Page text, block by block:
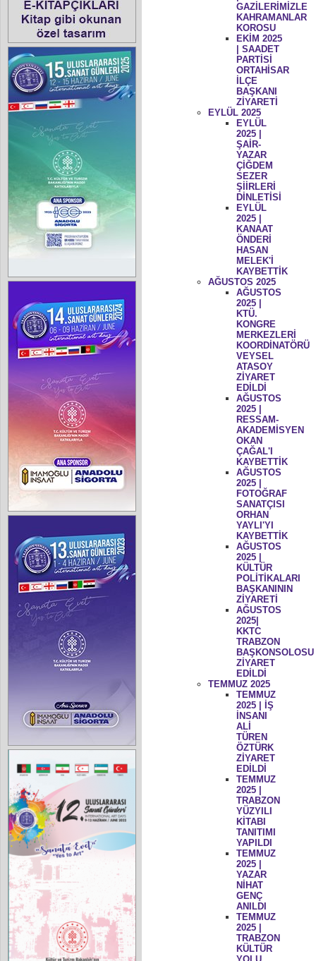
GAZİLERİMİZLE
KAHRAMANLAR
KOROSU
EKİM 2025
| SAADET
PARTİSİ
ORTAHİSAR
İLÇE
BAŞKANI
ZİYARETİ
EYLÜL 2025
EYLÜL
2025 |
ŞAİR-
YAZAR
ÇİĞDEM
SEZER
ŞİİRLERİ
DİNLETİSİ
EYLÜL
2025 |
KANAAT
ÖNDERİ
HASAN
MELEK'İ
KAYBETTİK
AĞUSTOS 2025
AĞUSTOS
2025 |
KTÜ.
KONGRE
MERKEZLERİ
KOORDİNATÖRÜ
VEYSEL
ATASOY
ZİYARET
EDİLDİ
AĞUSTOS
2025 |
RESSAM-
AKADEMİSYEN
OKAN
ÇAĞAL'I
KAYBETTİK
AĞUSTOS
2025 |
FOTOĞRAF
SANATÇISI
ORHAN
YAYLI'YI
KAYBETTİK
AĞUSTOS
2025 |
KÜLTÜR
POLİTİKALARI
BAŞKANININ
ZİYARETİ
AĞUSTOS
2025|
KKTC
TRABZON
BAŞKONSOLOSU
ZİYARET
EDİLDİ
TEMMUZ 2025
TEMMUZ
2025 | İŞ
İNSANI
ALİ
TÜREN
ÖZTÜRK
ZİYARET
EDİLDİ
TEMMUZ
2025 |
TRABZON
YÜZYILI
KİTABI
TANITIMI
YAPILDI
TEMMUZ
2025 |
YAZAR
NİHAT
GENÇ
ANILDI
TEMMUZ
2025 |
TRABZON
KÜLTÜR